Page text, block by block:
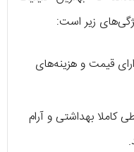
زیر است:
قیمت و هزینه‌های
کاملا بهداشتی و آرام